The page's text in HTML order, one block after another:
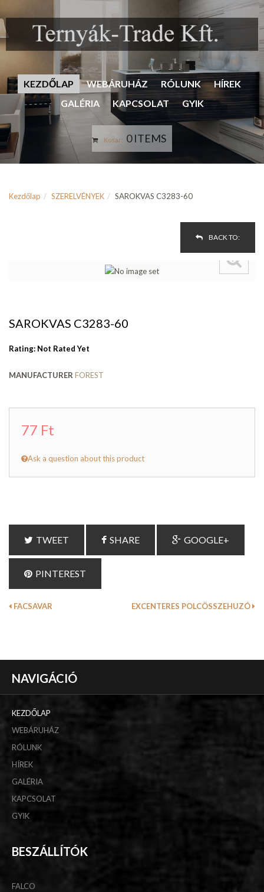
KEZDŐLAP WEBÁRUHÁZ RÓLUNK
HÍREK
GALÉRIA
KAPCSOLAT GYIK
Kosár: 0 ITEMS
Kezdőlap SZERELVÉNYEK SAROKVAS C3283-60
BACK TO:
SAROKVAS C3283-60
Rating: Not Rated Yet
MANUFACTURER FOREST
77 Ft
Ask a question about this product
TWEET SHARE GOOGLE+
PINTEREST
FACSAVAR EXCENTERES POLCÖSSZEHUZÓ
NAVIGÁCIÓ
KEZDŐLAP
WEBÁRUHÁZ
RÓLUNK
HÍREK
GALÉRIA
KAPCSOLAT
GYIK
BESZÁLLÍTÓK
FALCO